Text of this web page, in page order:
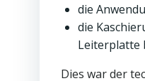
die
die
Leiterplatte
Dies war der